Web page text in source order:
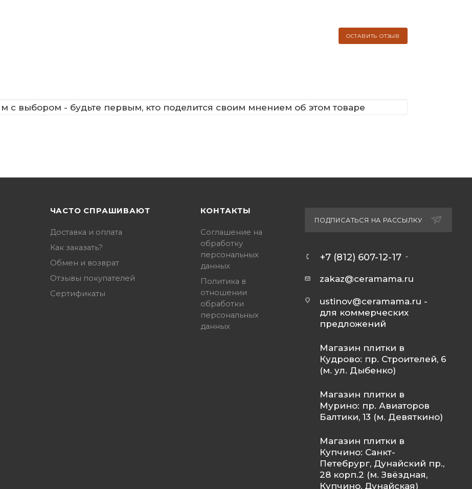
ОСТАВИТЬ ОТЗЫВ
с выбором - будьте первым, кто поделится своим мнением об этом товаре
ЧАСТО СПРАШИВАЮТ
Доставка и оплата
Как заказать?
Обмен и возврат
Отзывы покупателей
Сертификаты
КОНТАКТЫ
Соглашение на
обработку
персональных
данных
Политика в
отношении
обработки
персональных
данных
ПОДПИСАТЬСЯ НА РАССЫЛКУ
+7 (812) 607-12-17
zakaz@ceramama.ru
ustinov@ceramama.ru -
для коммерческих
предложений
Магазин плитки в
Кудрово: пр. Строителей, 6
(м. ул. Дыбенко)
Магазин плитки в
Мурино: пр. Авиаторов
Балтики, 13 (м. Девяткино)
Магазин плитки в
Купчино: Санкт-
Петебрург, Дунайский пр.,
28 корп.2 (м. Звёздная,
Купчино, Дунайская)